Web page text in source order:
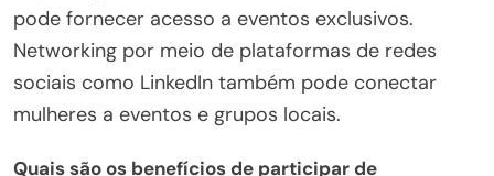
pode fornecer acesso a eventos exclusivos.
Networking por meio de plataformas de redes
sociais como LinkedIn também pode conectar
mulheres a eventos e grupos locais.
Quais são os benefícios de participar de